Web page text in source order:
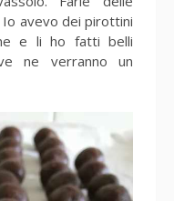
Io avevo dei pirottini
e li ho fatti belli
ne verranno un